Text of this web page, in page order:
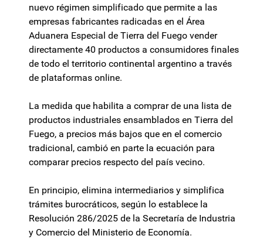
nuevo régimen simplificado que permite a las
empresas fabricantes radicadas en el Área
Aduanera Especial de Tierra del Fuego vender
directamente 40 productos a consumidores finales
de todo el territorio continental argentino a través
de plataformas online.
La medida que habilita a comprar de una lista de
productos industriales ensamblados en Tierra del
Fuego, a precios más bajos que en el comercio
tradicional, cambió en parte la ecuación para
comparar precios respecto del país vecino.
En principio, elimina intermediarios y simplifica
trámites burocráticos, según lo establece la
Resolución 286/2025 de la Secretaría de Industria
y Comercio del Ministerio de Economía.